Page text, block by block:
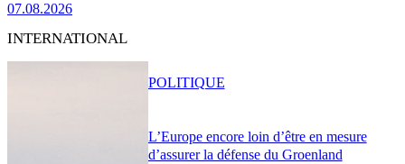
07.08.2026
INTERNATIONAL
L’Europe encore loin d’être en mesure
d’assurer la défense du Groenland
POLITIQUE